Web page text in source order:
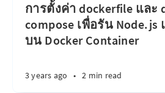
การตั้งค่า dockerfile และ
compose เพื่อรัน Node.js
บน Docker Container
3 years ago • 2 min read